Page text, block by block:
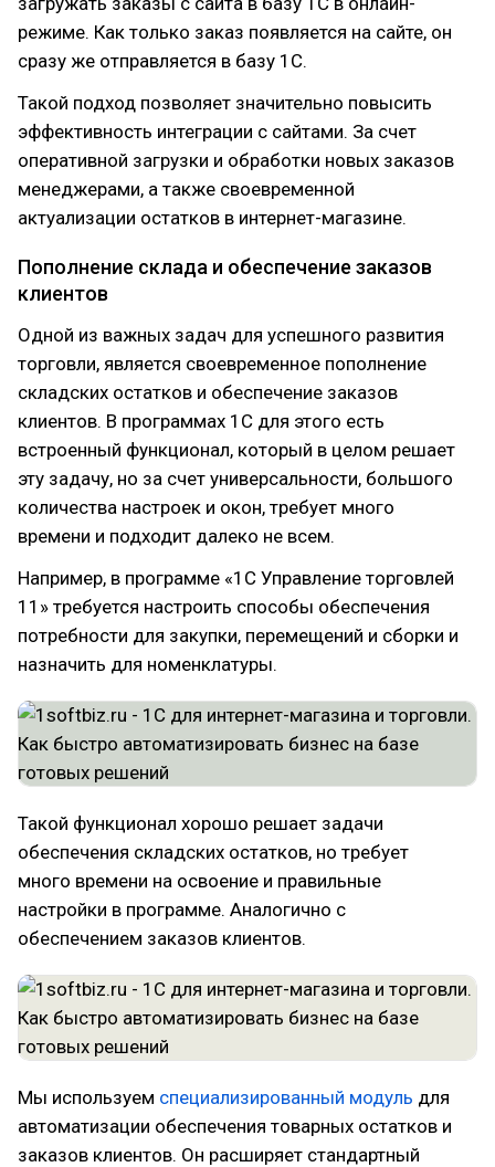
режиме. Как только заказ появляется на сайте, он
сразу же отправляется в базу 1С.
Такой подход позволяет значительно повысить
эффективность интеграции с сайтами. За счет
оперативной загрузки и обработки новых заказов
менеджерами, а также своевременной
актуализации остатков в интернет-магазине.
Пополнение склада и обеспечение заказов
клиентов
Одной из важных задач для успешного развития
торговли, является своевременное пополнение
складских остатков и обеспечение заказов
клиентов. В программах 1С для этого есть
встроенный функционал, который в целом решает
эту задачу, но за счет универсальности, большого
количества настроек и окон, требует много
времени и подходит далеко не всем.
Например, в программе «1С Управление торговлей
11» требуется настроить способы обеспечения
потребности для закупки, перемещений и сборки и
назначить для номенклатуры.
Такой функционал хорошо решает задачи
обеспечения складских остатков, но требует
много времени на освоение и правильные
настройки в программе. Аналогично с
обеспечением заказов клиентов.
Мы используем специализированный модуль для
автоматизации обеспечения товарных остатков и
заказов клиентов. Он расширяет стандартный